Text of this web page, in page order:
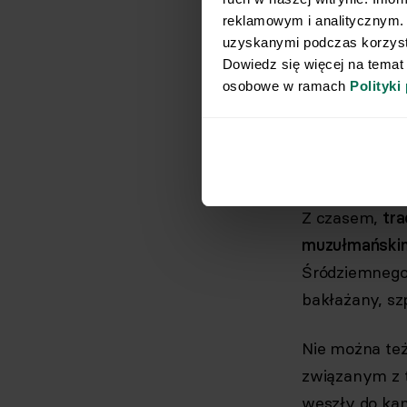
reklamowym i
uzyskanymi podczas
Dowiedz się więcej na
osobowe w ramach Polityki
filarów
ryb i
W diecie
zioła,
Z czasem,
bakłażany,
Nie można
związanym z